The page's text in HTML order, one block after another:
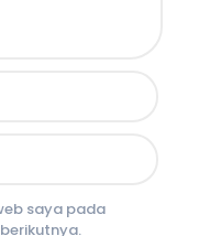
saya pada